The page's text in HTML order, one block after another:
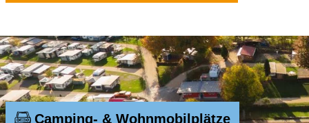
Camping- & Wohnmobilplätze